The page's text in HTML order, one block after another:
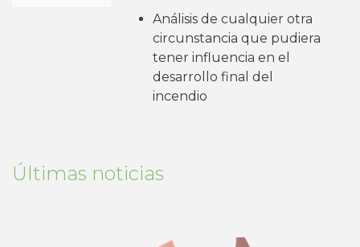
Análisis de cualquier otra
circunstancia que pudiera
tener influencia en el
desarrollo final del
incendio
Últimas noticias